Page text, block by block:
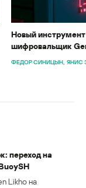
Новый
шифровальщик
ФЕДОР СИНИЦЫН ЯНИС
переход на
Likho на